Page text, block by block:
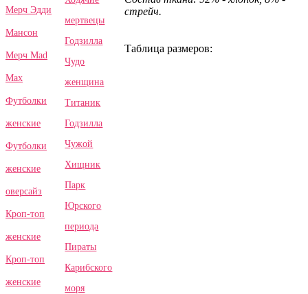
Мерч Эдди
Мансон
Мерч Mad
Max
Футболки
женские
Футболки
женские
оверсайз
Кроп-топ
женские
Кроп-топ
женские
мертвецы
Годзилла
Чудо
женщина
Титаник
Годзилла
Чужой
Хищник
Парк
Юрского
периода
Пираты
Карибского
моря
стрейч.
Таблица размеров: